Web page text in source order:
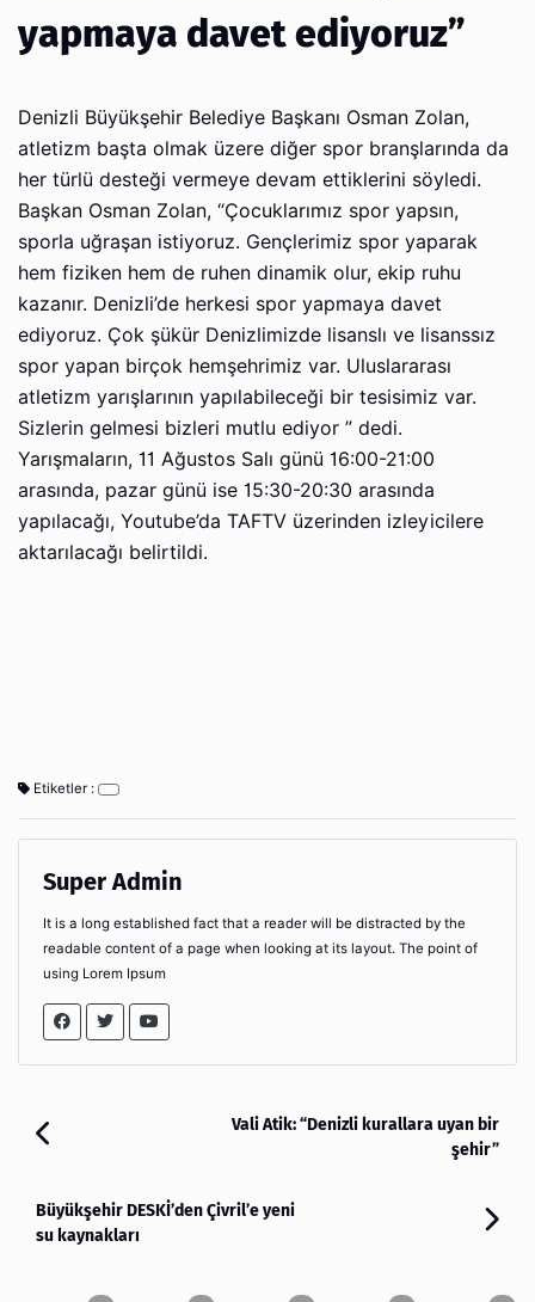
yapmaya davet ediyoruz”
Denizli Büyükşehir Belediye Başkanı Osman Zolan,
atletizm başta olmak üzere diğer spor branşlarında da
her türlü desteği vermeye devam ettiklerini söyledi.
Başkan Osman Zolan, “Çocuklarımız spor yapsın,
sporla uğraşan istiyoruz. Gençlerimiz spor yaparak
hem fiziken hem de ruhen dinamik olur, ekip ruhu
kazanır. Denizli’de herkesi spor yapmaya davet
ediyoruz. Çok şükür Denizlimizde lisanslı ve lisanssız
spor yapan birçok hemşehrimiz var. Uluslararası
atletizm yarışlarının yapılabileceği bir tesisimiz var.
Sizlerin gelmesi bizleri mutlu ediyor ” dedi.
Yarışmaların, 11 Ağustos Salı günü 16:00-21:00
arasında, pazar günü ise 15:30-20:30 arasında
yapılacağı, Youtube’da TAFTV üzerinden izleyicilere
aktarılacağı belirtildi.
Etiketler :
Super Admin
It is a long established fact that a reader will be distracted by the
readable content of a page when looking at its layout. The point of
using Lorem Ipsum
Vali Atik: “Denizli kurallara uyan bir
şehir”
Büyükşehir DESKİ’den Çivril’e yeni
su kaynakları